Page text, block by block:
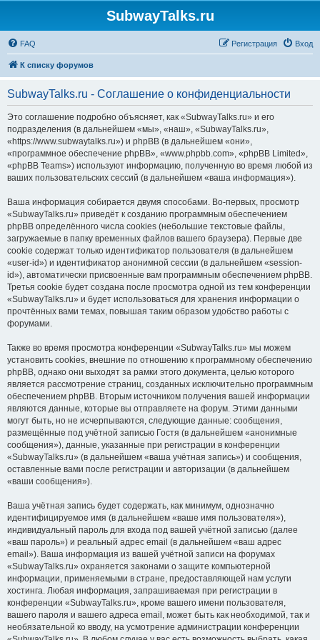
SubwayTalks.ru
FAQ Вход
Регистрация
К списку форумов
SubwayTalks.ru - Соглашение о конфиденциальности
Это соглашение подробно объясняет, как «SubwayTalks.ru» и его
подразделения (в дальнейшем «мы», «наш», «SubwayTalks.ru»,
«https://www.subwaytalks.ru») и phpBB (в дальнейшем «они»,
«программное обеспечение phpBB», «www.phpbb.com», «phpBB Limited»,
«phpBB Teams») используют информацию, полученную во время любой из
ваших пользовательских сессий (в дальнейшем «ваша информация»).
Ваша информация собирается двумя способами. Во-первых, просмотр
«SubwayTalks.ru» приведёт к созданию программным обеспечением
phpBB определённого числа cookies (небольшие текстовые файлы,
загружаемые в папку временных файлов вашего браузера). Первые две
cookie содержат только идентификатор пользователя (в дальнейшем
«user-id») и идентификатор анонимной сессии (в дальнейшем «session-
id»), автоматически присвоенные вам программным обеспечением phpBB.
Третья cookie будет создана после просмотра одной из тем конференции
«SubwayTalks.ru» и будет использоваться для хранения информации о
прочтённых вами темах, повышая таким образом удобство работы с
форумами.
Также во время просмотра конференции «SubwayTalks.ru» мы можем
установить cookies, внешние по отношению к программному обеспечению
phpBB, однако они выходят за рамки этого документа, целью которого
является рассмотрение страниц, созданных исключительно программным
обеспечением phpBB. Вторым источником получения вашей информации
являются данные, которые вы отправляете на форум. Этими данными
могут быть, но не исчерпываются, следующие данные: сообщения,
размещённые под учётной записью Гостя (в дальнейшем «анонимные
сообщения»), данные, указанные при регистрации в конференции
«SubwayTalks.ru» (в дальнейшем «ваша учётная запись») и сообщения,
оставленные вами после регистрации и авторизации (в дальнейшем
«ваши сообщения»).
Ваша учётная запись будет содержать, как минимум, однозначно
идентифицируемое имя (в дальнейшем «ваше имя пользователя»),
индивидуальный пароль для входа под вашей учётной записью (далее
«ваш пароль») и реальный адрес email (в дальнейшем «ваш адрес
email»). Ваша информация из вашей учётной записи на форумах
«SubwayTalks.ru» охраняется законами о защите компьютерной
информации, применяемыми в стране, предоставляющей нам услуги
хостинга. Любая информация, запрашиваемая при регистрации в
конференции «SubwayTalks.ru», кроме вашего имени пользователя,
вашего пароля и вашего адреса email, может быть как необходимой, так и
необязательной ко вводу, на усмотрение администрации конференции